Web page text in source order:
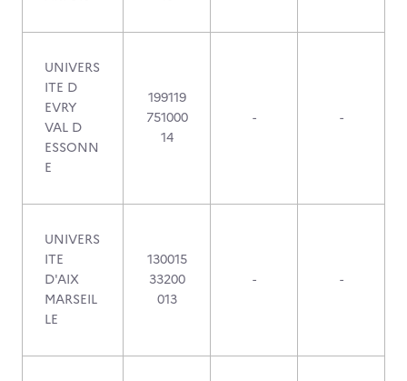
UNIVERS
ITE D
EVRY
VAL D
ESSONN
E
199119
751000
14
- -
UNIVERS
ITE
D'AIX
MARSEIL
LE
130015
33200
013
- -